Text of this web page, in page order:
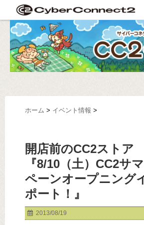
ホーム > イベント情報 >
開店前のCC2ストア
『8/10（土）CC2サ
ペーンオープニング
ポート！』
2013/08/19